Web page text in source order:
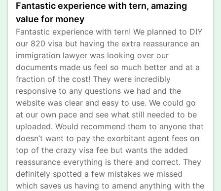
Fantastic experience with tern, amazing
value for money
Fantastic experience with tern! We planned to DIY
our 820 visa but having the extra reassurance an
immigration lawyer was looking over our
documents made us feel so much better and at a
fraction of the cost! They were incredibly
responsive to any questions we had and the
website was clear and easy to use. We could go
at our own pace and see what still needed to be
uploaded. Would recommend them to anyone that
doesn’t want to pay the exorbitant agent fees on
top of the crazy visa fee but wants the added
reassurance everything is there and correct. They
definitely spotted a few mistakes we missed
which saves us having to amend anything with the